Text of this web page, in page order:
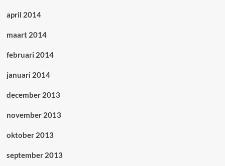
april 2014
maart 2014
februari 2014
januari 2014
december 2013
november 2013
oktober 2013
september 2013